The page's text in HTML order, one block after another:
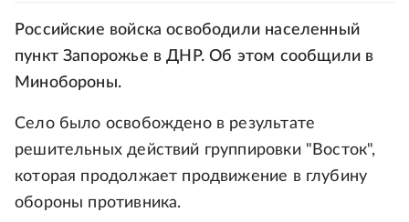
Российские войска освободили населенный
пункт Запорожье в ДНР. Об этом сообщили в
Минобороны.
Село было освобождено в результате
решительных действий группировки "Восток",
которая продолжает продвижение в глубину
обороны противника.